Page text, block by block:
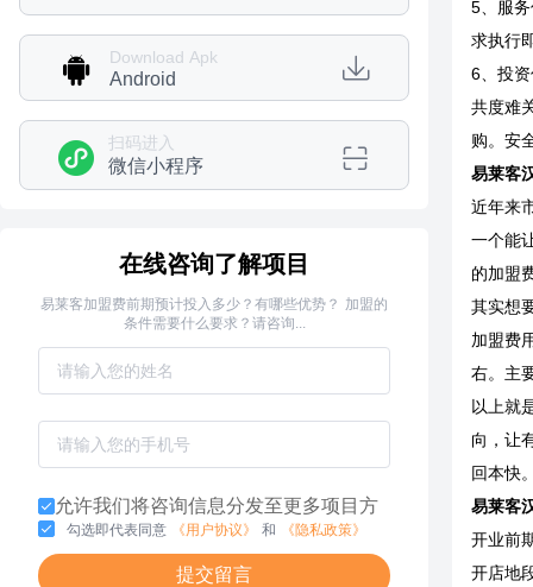
Download Apk
Android
扫码进入
微信小程序
在线咨询了解项目
易莱客加盟费前期预计投入多少？有哪些优势？ 加盟的
条件需要什么要求？请咨询...
允许我们将咨询信息分发至更多项目方
勾选即代表同意 《用户协议》 和 《隐私政策》
提交留言
5、服
求执行
6、投
共度难
购。安
易莱客
近年来
一个能
的加盟
其实想
加盟费
右。主
以上就
向，让
回本快
易莱客
开业前
开店地